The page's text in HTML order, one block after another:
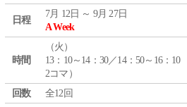
日程
7月 12日 ～ 9月 27日
A Week
時間
（火 ）
13：10～14：30／14：50～16：10
2コマ）
回数
全12回